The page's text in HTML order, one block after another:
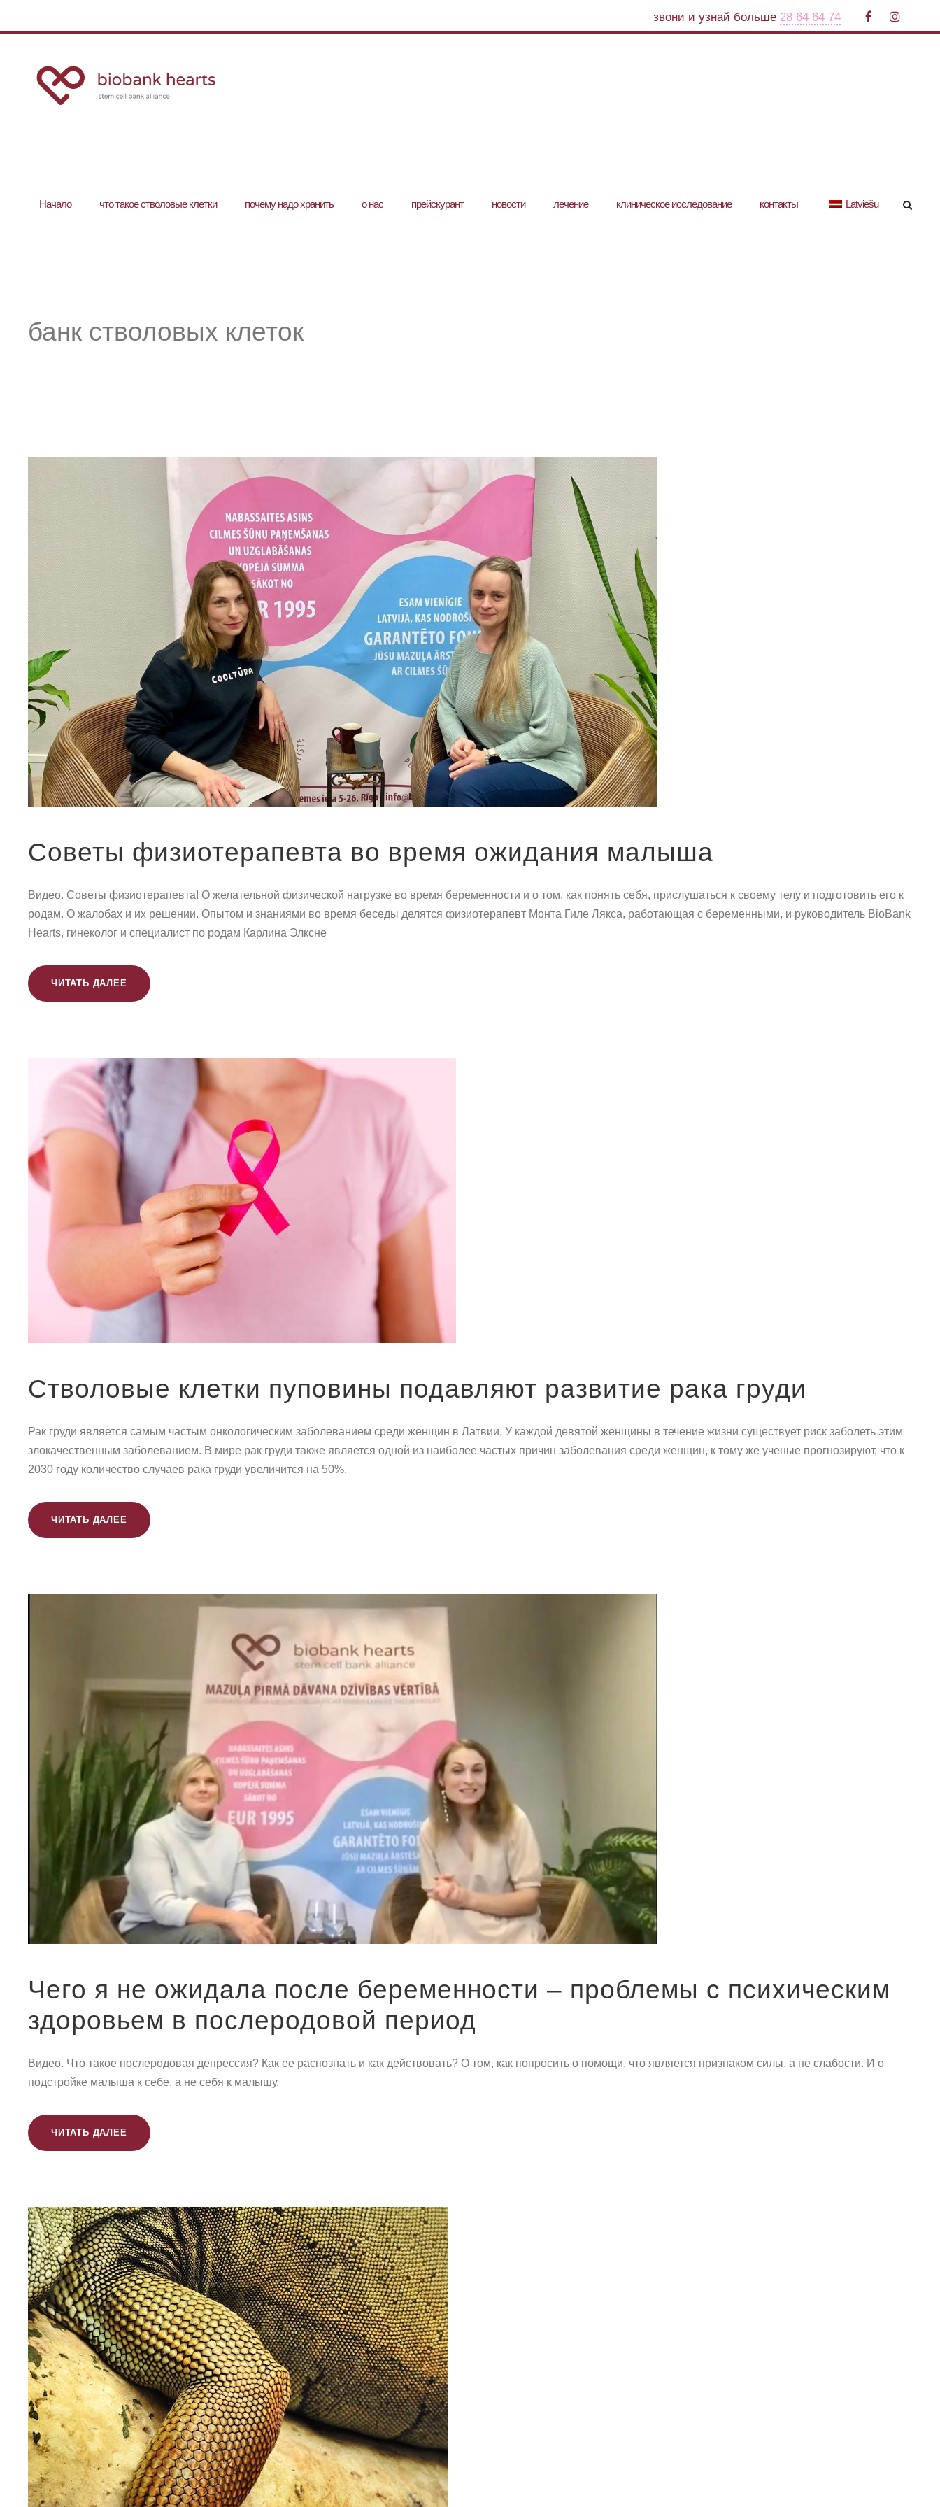
звони и узнай больше 28 64 64 74
Hачало что такое стволовые клетки почему надо хранить о нас прейскурант новости лечение клиническое исследование контакты Latviešu
банк стволовых клеток
Советы физиотерапевта во время ожидания малыша
Видео. Советы физиотерапевта! О желательной физической нагрузке во время беременности и о том, как понять себя, прислушаться к своему телу и подготовить его к
родам. О жалобах и их решении. Опытом и знаниями во время беседы делятся физиотерапевт Монта Гиле Лякса, работающая с беременными, и руководитель BioBank
Hearts, гинеколог и специалист по родам Карлина Элксне
ЧИТАТЬ ДАЛЕЕ
Стволовые клетки пуповины подавляют развитие рака груди
Рак груди является самым частым онкологическим заболеванием среди женщин в Латвии. У каждой девятой женщины в течение жизни существует риск заболеть этим
злокачественным заболеванием. В мире рак груди также является одной из наиболее частых причин заболевания среди женщин, к тому же ученые прогнозируют, что к
2030 году количество случаев рака груди увеличится на 50%.
ЧИТАТЬ ДАЛЕЕ
Чего я не ожидала после беременности – проблемы с психическим
здоровьем в послеродовой период
Видео. Что такое послеродовая депрессия? Как ее распознать и как действовать? О том, как попросить о помощи, что является признаком силы, а не слабости. И о
подстройке малыша к себе, а не себя к малышу.
ЧИТАТЬ ДАЛЕЕ